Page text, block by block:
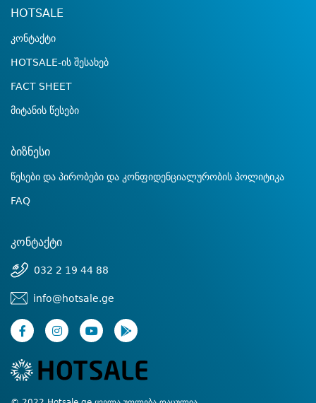
HOTSALE
კონტაქტი
HOTSALE-ის შესახებ
FACT SHEET
მიტანის წესები
ბიზნესი
წესები და პირობები და კონფიდენციალურობის პოლიტიკა
FAQ
კონტაქტი
032 2 19 44 88
info@hotsale.ge